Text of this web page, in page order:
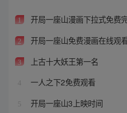
1 开局一座山漫画下拉式免费
2 开局一座山免费漫画在线观
3 上古十大妖王第一名
4 一人之下2免费观看
5 开局一座山3上映时间